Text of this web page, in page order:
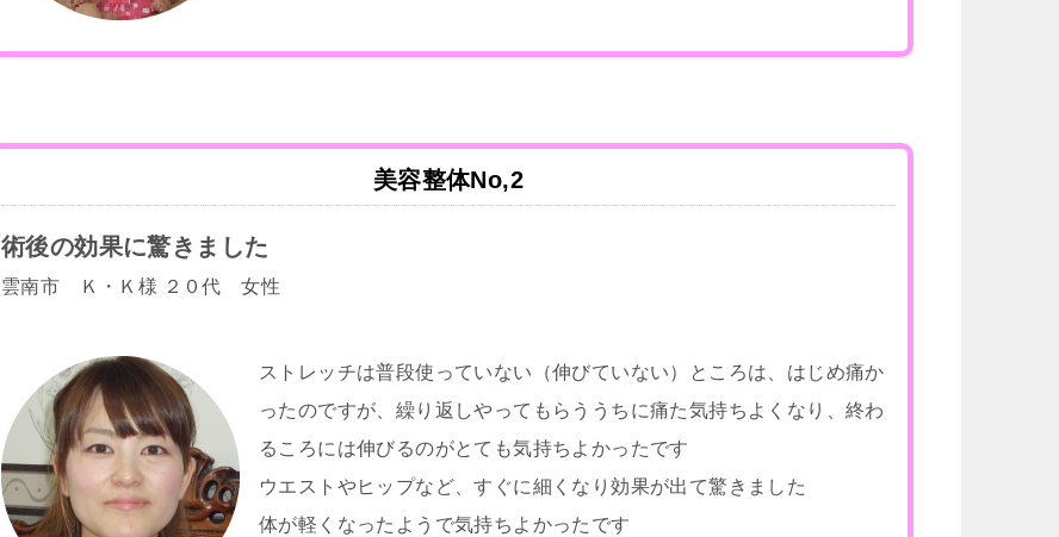
美容整体No,2
術後の効果に驚きました
雲南市 Ｋ・Ｋ様 ２０代 女性
ストレッチは普段使っていない（伸びていない）ところは、はじめ痛か
ったのですが、繰り返しやってもらううちに痛た気持ちよくなり、終わ
るころには伸びるのがとても気持ちよかったです
ウエストやヒップなど、すぐに細くなり効果が出て驚きました
体が軽くなったようで気持ちよかったです